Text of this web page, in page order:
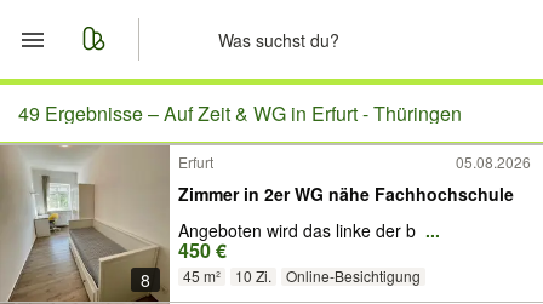
Start
Merkliste
Nachrichten
Anzeige aufgeben
49 Ergebnisse –Auf Zeit & WG in Erfurt - Thüringen
8
Erfurt 05.08.2026
Zimmer in 2er WG nähe Fachhochschule
Angeboten wird das linke der b ...
450 €
45 m² 10 Zi. Online-Besichtigung